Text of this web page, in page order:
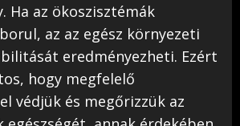
Ha az ökoszisztémák
az az egész környezeti
eredményezheti. Ezért
hogy megfelelő
védjük és megőrizzük az